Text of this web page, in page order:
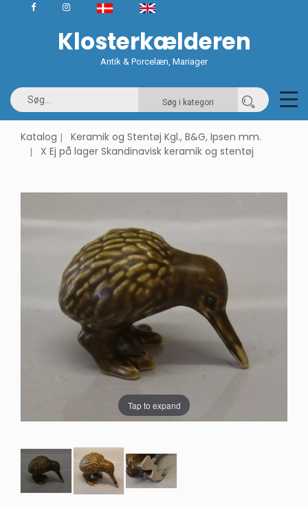
Klosterkælderen
Antik & Porcelæn, Mariager
Søg i kategori
Katalog
Keramik og Stentøj Kgl., B&G, Ipsen mm.
X Ej på lager Skandinavisk keramik og stentøj
Tap to expand